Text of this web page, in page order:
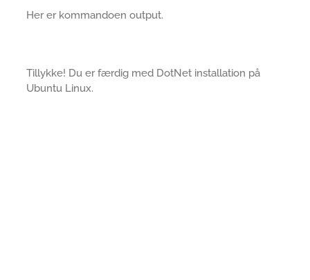
Her er kommandoen output.
Tillykke! Du er færdig med DotNet installation på
Ubuntu Linux.